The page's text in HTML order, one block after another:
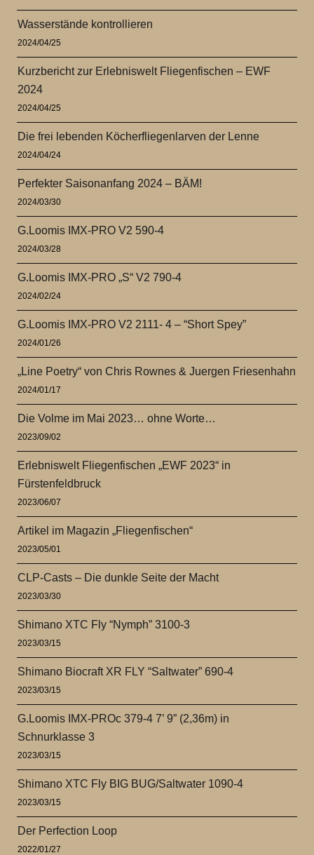
Wasserstände kontrollieren
2024/04/25
Kurzbericht zur Erlebniswelt Fliegenfischen – EWF
2024
2024/04/25
Die frei lebenden Köcherfliegenlarven der Lenne
2024/04/24
Perfekter Saisonanfang 2024 – BÄM!
2024/03/30
G.Loomis IMX-PRO V2 590-4
2024/03/28
G.Loomis IMX-PRO „S“ V2 790-4
2024/02/24
G.Loomis IMX-PRO V2 2111- 4 – “Short Spey”
2024/01/26
„Line Poetry“ von Chris Rownes & Juergen Friesenhahn
2024/01/17
Die Volme im Mai 2023… ohne Worte…
2023/09/02
Erlebniswelt Fliegenfischen „EWF 2023“ in
Fürstenfeldbruck
2023/06/07
Artikel im Magazin „Fliegenfischen“
2023/05/01
CLP-Casts – Die dunkle Seite der Macht
2023/03/30
Shimano XTC Fly “Nymph” 3100-3
2023/03/15
Shimano Biocraft XR FLY “Saltwater” 690-4
2023/03/15
G.Loomis IMX-PROc 379-4 7’ 9” (2,36m) in
Schnurklasse 3
2023/03/15
Shimano XTC Fly BIG BUG/Saltwater 1090-4
2023/03/15
Der Perfection Loop
2022/01/27